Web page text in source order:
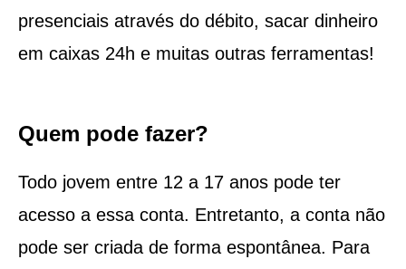
presenciais através do débito, sacar dinheiro
em caixas 24h e muitas outras ferramentas!
Quem pode fazer?
Todo jovem entre 12 a 17 anos pode ter
acesso a essa conta. Entretanto, a conta não
pode ser criada de forma espontânea. Para